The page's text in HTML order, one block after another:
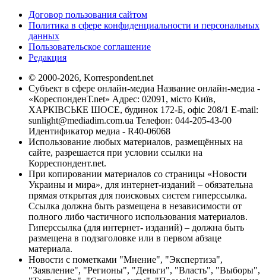
Договор пользования сайтом
Политика в сфере конфиденциальности и персональных
данных
Пользовательское соглашение
Редакция
© 2000-2026, Korrespondent.net
Субъект в сфере онлайн-медиа Название онлайн-медиа -
«КореспонденТ.net» Адрес: 02091, місто Київ,
ХАРКІВСЬКЕ ШОСЕ, будинок 172-Б, офіс 208/1 E-mail:
sunlight@mediadim.com.ua Телефон: 044-205-43-00
Идентификатор медиа - R40-06068
Использование любых материалов, размещённых на
сайте, разрешается при условии ссылки на
Корреспондент.net.
При копировании материалов со страницы «Новости
Украины и мира», для интернет-изданий – обязательна
прямая открытая для поисковых систем гиперссылка.
Ссылка должна быть размещена в независимости от
полного либо частичного использования материалов.
Гиперссылка (для интернет- изданий) – должна быть
размещена в подзаголовке или в первом абзаце
материала.
Новости с пометками "Мнение", "Экспертиза",
"Заявление", "Регионы", "Деньги", "Власть", "Выборы",